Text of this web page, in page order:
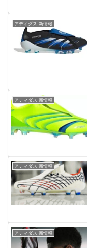
アディダス 新情報
アディダス 新情報
アディダス 新情報
アディダス 新情報